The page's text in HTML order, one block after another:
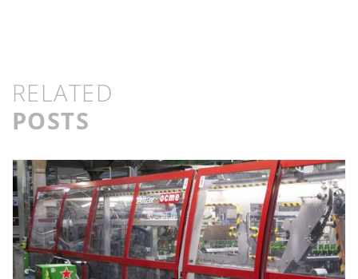
RELATED
POSTS